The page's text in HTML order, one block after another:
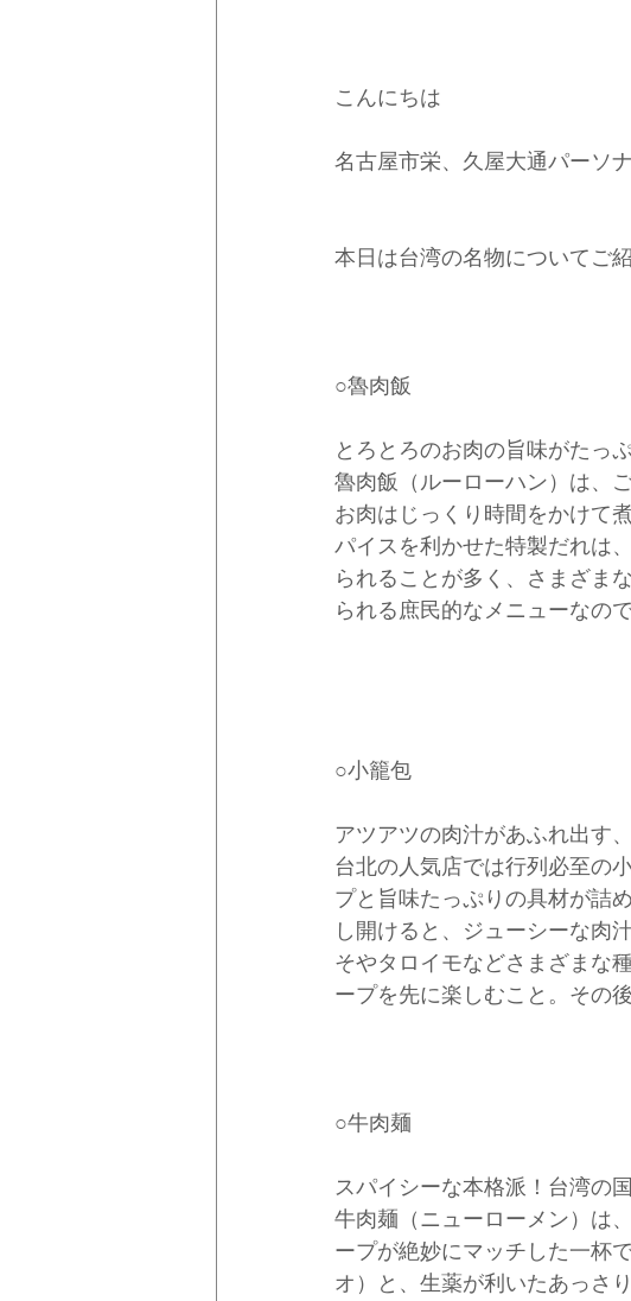
こんにちは
名古屋市栄、久屋大通パーソ
本日は台湾の名物についてご
○魯肉飯
とろとろのお肉の旨味がたっ
魯肉飯（ルーローハン）は、
お肉はじっくり時間をかけて
パイスを利かせた特製だれは
られることが多く、さまざま
られる庶民的なメニューなの
○小籠包
アツアツの肉汁があふれ出す
台北の人気店では行列必至の
プと旨味たっぷりの具材が詰
し開けると、ジューシーな肉
そやタロイモなどさまざまな
ープを先に楽しむこと。その
○牛肉麺
スパイシーな本格派！台湾の
牛肉麺（ニューローメン）は
ープが絶妙にマッチした一杯
オ）と、生薬が利いたあっさ